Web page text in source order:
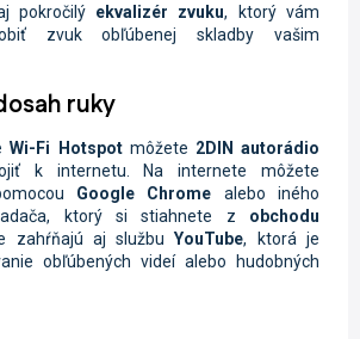
pokročilý ekvalizér zvuku, ktorý vám
zvuk obľúbenej skladby vašim
ruky
Wi-Fi Hotspotmôžete 2DIN autorádio
k internetu. Na internete môžete
Google Chrome alebo iného
ktorý si stiahnete z obchodu
zahŕňajú aj službuYouTube, ktorá je
obľúbených videí alebo hudobných